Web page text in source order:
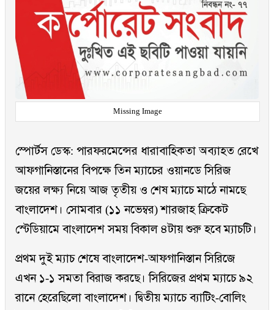
Missing Image
স্পোর্টস ডেস্ক: পারফরমেন্সের ধারাবাহিকতা অব্যাহত রেখে
আফগানিস্তানের বিপক্ষে তিন ম্যাচের ওয়ানডে সিরিজ
জয়ের লক্ষ্য নিয়ে আজ তৃতীয় ও শেষ ম্যাচে মাঠে নামছে
বাংলাদেশ। সোমবার (১১ নভেম্বর) শারজাহ ক্রিকেট
স্টেডিয়ামে বাংলাদেশ সময় বিকাল ৪টায় শুরু হবে ম্যাচটি।
প্রথম দুই ম্যাচ শেষে বাংলাদেশ-আফগানিস্তান সিরিজে
এখন ১-১ সমতা বিরাজ করছে। সিরিজের প্রথম ম্যাচে ৯২
রানে হেরেছিলো বাংলাদেশ। দ্বিতীয় ম্যাচে ব্যাটিং-বোলিং